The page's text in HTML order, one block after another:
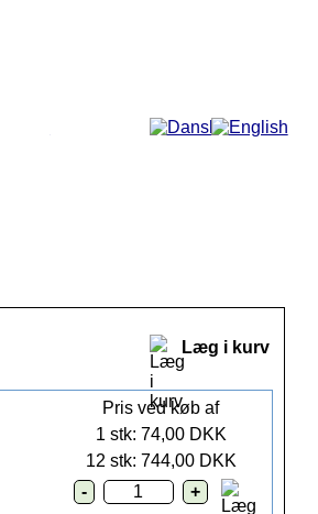
Læg i kurv
Pris ved køb af
1 stk: 74,00 DKK
12 stk: 744,00 DKK